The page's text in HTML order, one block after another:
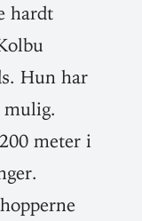
hardt
Hun har
mulig.
meter i